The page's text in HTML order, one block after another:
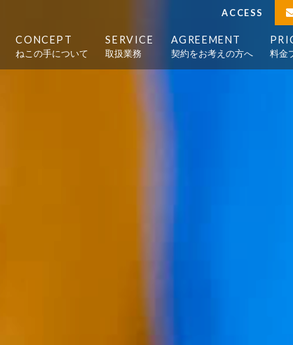
ACCESS
CONCEPT
ねこの手について
SERVICE
取扱業務
AGREEMENT
契約をお考えの方へ 料金